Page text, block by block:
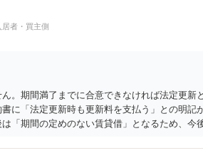
者・買主側
。期間満了までに合意できなければ法定更新
に「法定更新時も更新料を支払う」との明記
「期間の定めのない賃貸借」となるため、今
場合は増額が認められることもあります）。